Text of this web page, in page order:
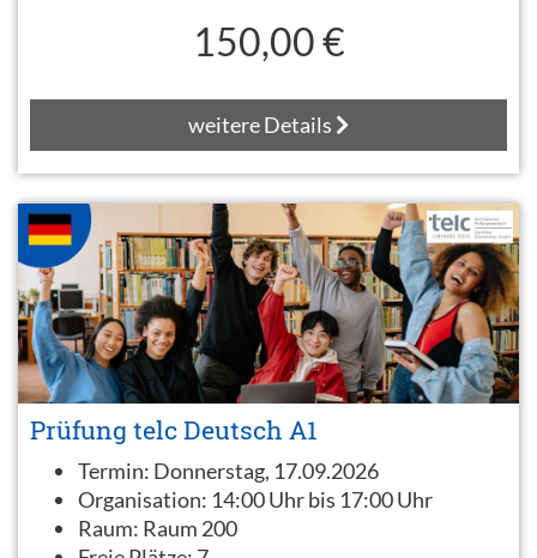
150,00 €
weitere Details
Prüfung telc Deutsch A1
Termin: Donnerstag, 17.09.2026
Organisation: 14:00 Uhr bis 17:00 Uhr
Raum: Raum 200